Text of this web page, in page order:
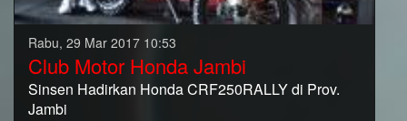
Rabu, 29 Mar 2017 10:53
Club Motor Honda Jambi
Sinsen Hadirkan Honda CRF250RALLY di Prov.
Jambi